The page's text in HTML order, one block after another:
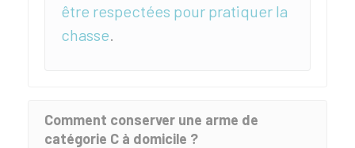
être respectées pour pratiquer la
chasse.
Comment conserver une arme de
catégorie C à domicile ?